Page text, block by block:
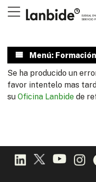
Menú: Formación
Se ha producido un
favor intentelo mas
su Oficina Lanbide de